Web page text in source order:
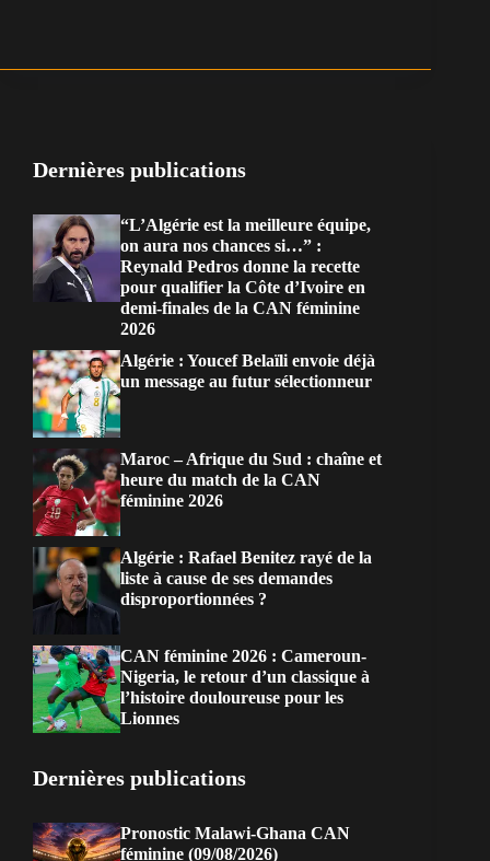
Dernières publications
“L’Algérie est la meilleure équipe,
on aura nos chances si…” :
Reynald Pedros donne la recette
pour qualifier la Côte d’Ivoire en
demi-finales de la CAN féminine
2026
Algérie : Youcef Belaïli envoie déjà
un message au futur sélectionneur
Maroc – Afrique du Sud : chaîne et
heure du match de la CAN
féminine 2026
Algérie : Rafael Benitez rayé de la
liste à cause de ses demandes
disproportionnées ?
CAN féminine 2026 : Cameroun-
Nigeria, le retour d’un classique à
l’histoire douloureuse pour les
Lionnes
Dernières publications
Pronostic Malawi-Ghana CAN
féminine (09/08/2026)